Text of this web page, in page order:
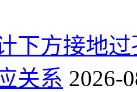
下方接地
关系 2026-